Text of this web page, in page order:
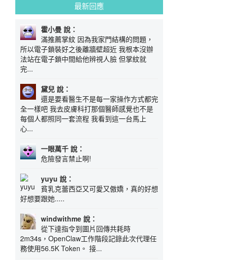
最新回應
霍小曼 說：
滿推薦掌紋 因為我家門結構的問題，
所以電子鎖裝好之後離牆壁超近 我根本沒辦
法站在電子鎖中間給他辨視人臉 但掌紋就
完...
黛兒 說：
還是要看醫生不是每一家操作方式都完
全一樣吧 我去皮膚科打那個醫師感覺也不是
每個人都照同一套流程 我看到這一台馬上
心...
一眼萬千 說：
危險發言禁止啊!
yuyu 說：
貧乳克蕾西亞又可愛又傲嬌，真的好想
好想要跟她.....
windwithme 說：
從下達指令到圖片回傳共耗時
2m34s，OpenClaw工作階段記錄此次代理任
務使用56.5K Token。 接...